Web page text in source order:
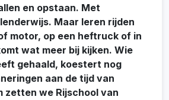
en opstaan. Met
Maar leren rijden
motor, op een heftruck of in
wat meer bij kijken. Wie
gehaald, koestert nog
aan de tijd van
zetten we Rijschool van